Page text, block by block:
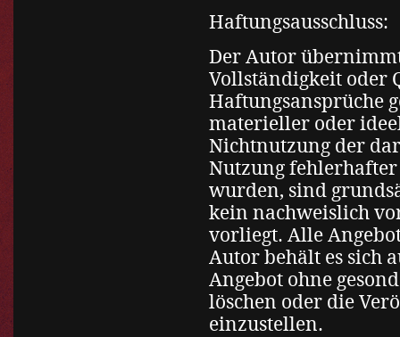
Haftungsausschluss:
Der Autor
Vollständigkeit oder
Haftungsansprüche
materieller oder
Nichtnutzung der
Nutzung
wurden, sind
kein nachweislich
vorliegt. Alle
Autor behält es sich
Angebot ohne
löschen oder die
einzustellen.